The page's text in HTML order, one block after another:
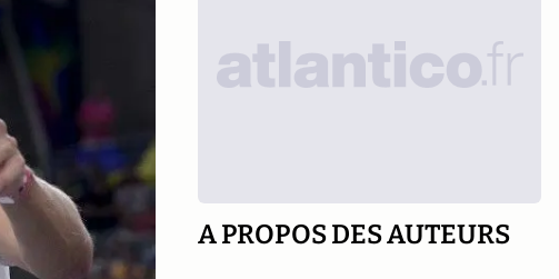
A PROPOS DES AUTEURS